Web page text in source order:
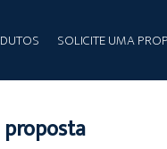
SOLICITE UMA